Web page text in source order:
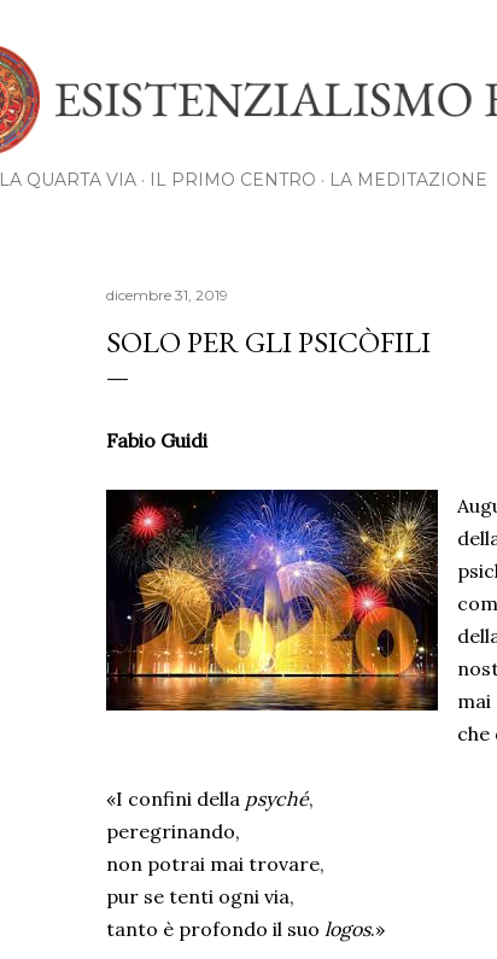
LA QUARTA VIA IL PRIMO CENTRO LA MEDITAZIONE
dicembre 31, 2019
SOLO PER GLI PSICÒFILI
Fabio Guidi
che
«I confini della psyché,
peregrinando,
non potrai mai trovare,
pur se tenti ogni via,
tanto è profondo il suo logos.»